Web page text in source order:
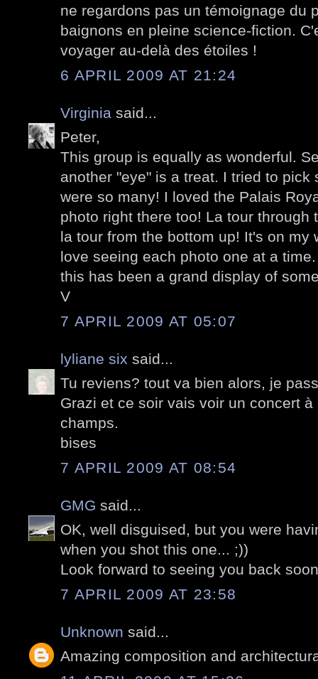
ne regardons pas un témoignage du
baignons en pleine science-fiction.
voyager au-delà des étoiles !
6 APRIL 2009 AT 21:24
Virginia said...
Peter,
This group is equally as wonderful.
another "eye" is a treat. I tried to pick
were so many! I loved the Palais
photo right there too! La tour through
la tour from the bottom up! It's on my
love seeing each photo one at a
this has been a grand display of
V
7 APRIL 2009 AT 05:07
lyliane six said...
Tu reviens? tout va bien alors, je
Grazi et ce soir vais voir un concert
champs.
bises
7 APRIL 2009 AT 08:54
GMG said...
OK, well disguised, but you were
when you shot this one... ;))
Look forward to seeing you back
7 APRIL 2009 AT 23:58
Unknown said...
Amazing composition and